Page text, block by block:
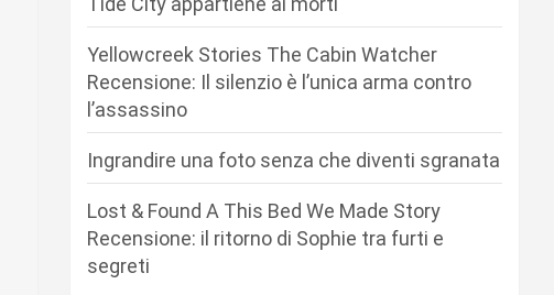
Yellowcreek Stories The Cabin Watcher
Recensione: Il silenzio è l’unica arma contro
l’assassino
Ingrandire una foto senza che diventi sgranata
Lost & Found A This Bed We Made Story
Recensione: il ritorno di Sophie tra furti e
segreti